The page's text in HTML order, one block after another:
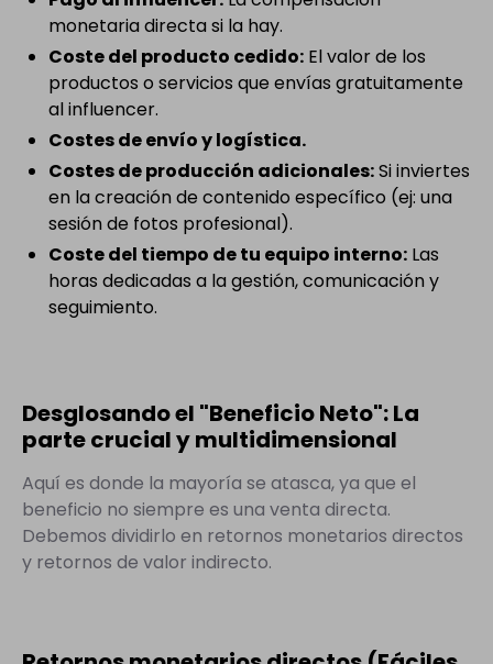
monetaria directa si la hay.
Coste del producto cedido: El valor de los
productos o servicios que envías gratuitamente
al influencer.
Costes de envío y logística.
Costes de producción adicionales:Si inviertes
en la creación de contenido específico (ej: una
sesión de fotos profesional).
Coste del tiempo de tu equipo interno: Las
horas dedicadas a la gestión, comunicación y
seguimiento.
Desglosando el "Beneficio Neto": La
parte crucial y multidimensional
Aquí es donde la mayoría se atasca, ya que el
beneficio no siempre es una venta directa.
Debemos dividirlo en retornos monetarios directos
y retornos de valor indirecto.